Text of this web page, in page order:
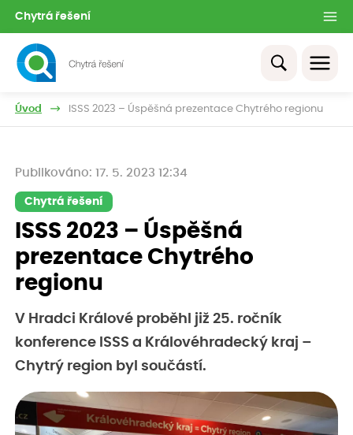
Chytrá řešení
Úvod ISSS 2023 – Úspěšná prezentace Chytrého regionu
Publikováno: 17. 5. 2023 12:34
Chytrá řešení
ISSS 2023 – Úspěšná
prezentace Chytrého
regionu
V Hradci Králové proběhl již 25. ročník
konference ISSS a Královéhradecký kraj –
Chytrý region byl součástí.